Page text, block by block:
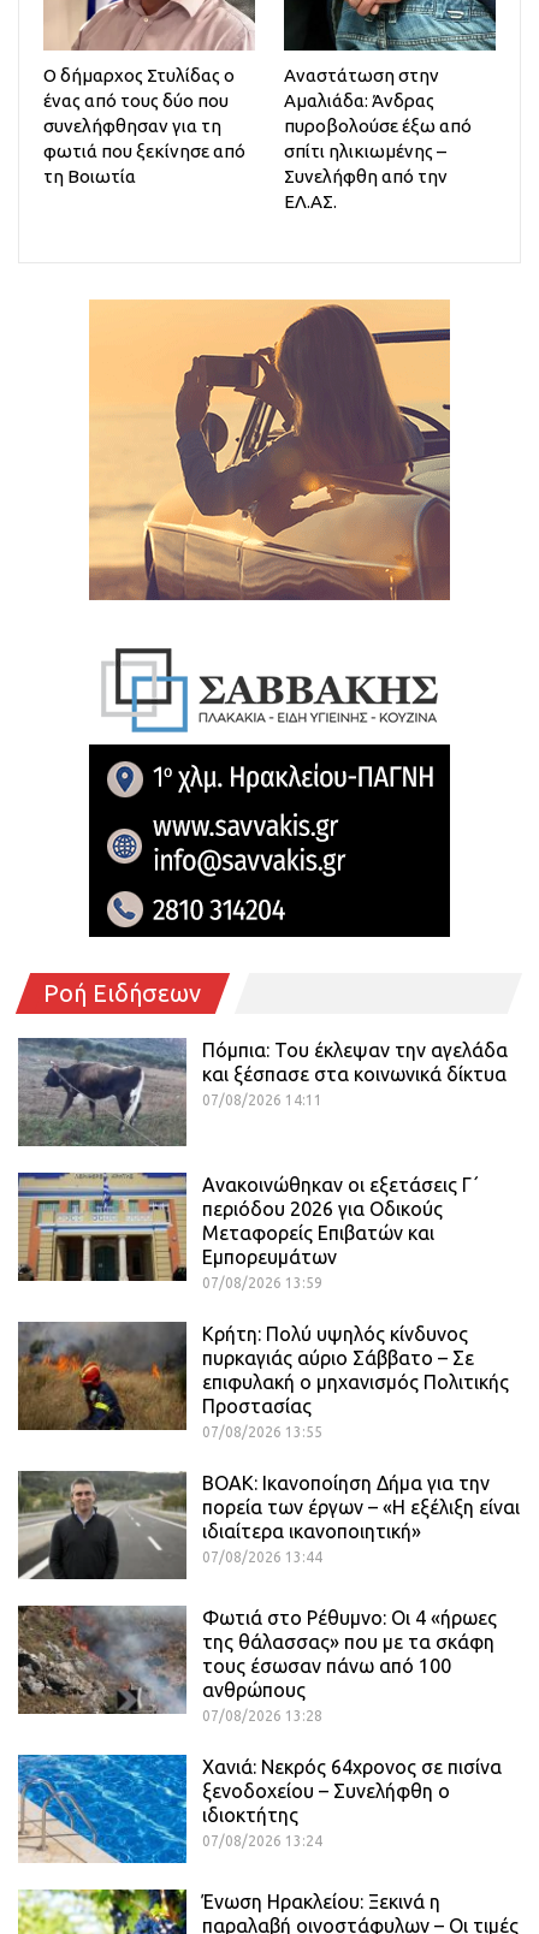
Ο δήμαρχος Στυλίδας ο
ένας από τους δύο που
συνελήφθησαν για τη
φωτιά που ξεκίνησε από
τη Βοιωτία
Αναστάτωση στην
Αμαλιάδα: Άνδρας
πυροβολούσε έξω από
σπίτι ηλικιωμένης –
Συνελήφθη από την
ΕΛ.ΑΣ.
Ροή Ειδήσεων
Πόμπια: Του έκλεψαν την αγελάδα
και ξέσπασε στα κοινωνικά δίκτυα
07/08/2026 14:11
Ανακοινώθηκαν οι εξετάσεις Γ΄
περιόδου 2026 για Οδικούς
Μεταφορείς Επιβατών και
Εμπορευμάτων
07/08/2026 13:59
Κρήτη: Πολύ υψηλός κίνδυνος
πυρκαγιάς αύριο Σάββατο – Σε
επιφυλακή ο μηχανισμός Πολιτικής
Προστασίας
07/08/2026 13:55
ΒΟΑΚ: Ικανοποίηση Δήμα για την
πορεία των έργων – «Η εξέλιξη είναι
ιδιαίτερα ικανοποιητική»
07/08/2026 13:44
Φωτιά στο Ρέθυμνο: Οι 4 «ήρωες
της θάλασσας» που με τα σκάφη
τους έσωσαν πάνω από 100
ανθρώπους
07/08/2026 13:28
Χανιά: Νεκρός 64χρονος σε πισίνα
ξενοδοχείου – Συνελήφθη ο
ιδιοκτήτης
07/08/2026 13:24
Ένωση Ηρακλείου: Ξεκινά η
παραλαβή οινοστάφυλων – Οι τιμές